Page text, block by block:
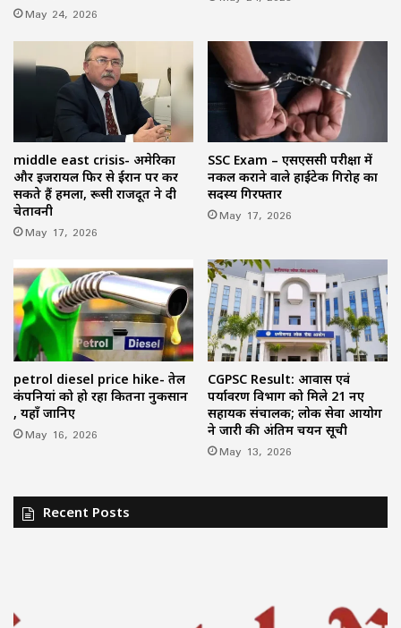
May 24, 2026
middle east crisis- अमेरिका
और इजरायल फिर से ईरान पर कर
सकते हैं हमला, रूसी राजदूत ने दी
चेतावनी
May 17, 2026
SSC Exam – एसएससी परीक्षा में
नकल कराने वाले हाईटेक गिरोह का
सदस्य गिरफ्तार
May 17, 2026
petrol diesel price hike- तेल
कंपनियां को हो रहा कितना नुकसान
, यहाँ जानिए
May 16, 2026
CGPSC Result: आवास एवं
पर्यावरण विभाग को मिले 21 नए
सहायक संचालक; लोक सेवा आयोग
ने जारी की अंतिम चयन सूची
May 13, 2026
Recent Posts